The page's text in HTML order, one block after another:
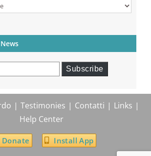
Subscribe
Testimonies Contatti
Links
Help Center
Donate Install App